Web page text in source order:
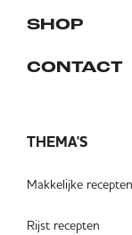
SHOP
CONTACT
THEMA'S
Makkelijke recepten
Rijst recepten